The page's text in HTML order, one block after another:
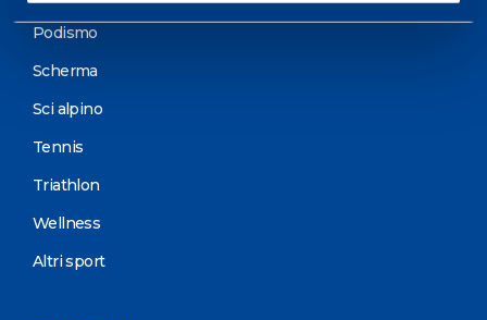
Podismo
Scherma
Sci alpino
Tennis
Triathlon
Wellness
Altri sport